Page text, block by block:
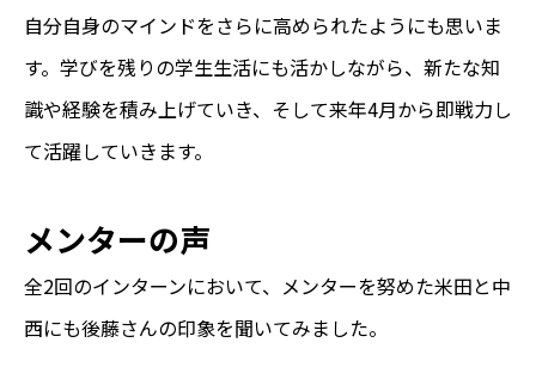
自分自身のマインドをさらに高められたようにも思いま
す。学びを残りの学生生活にも活かしながら、新たな知
識や経験を積み上げていき、そして来年4月から即戦力し
て活躍していきます。
メンターの声
全2回のインターンにおいて、メンターを努めた米田と中
西にも後藤さんの印象を聞いてみました。